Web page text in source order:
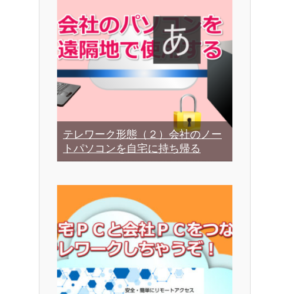
テレワーク形態（２）会社のノー
トパソコンを自宅に持ち帰る